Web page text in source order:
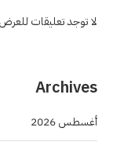
لا توجد تعليقات
Archives
أغسطس 2026